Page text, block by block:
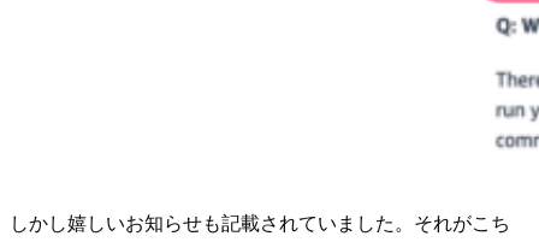
しかし嬉しいお知らせも記載されていました。それがこち